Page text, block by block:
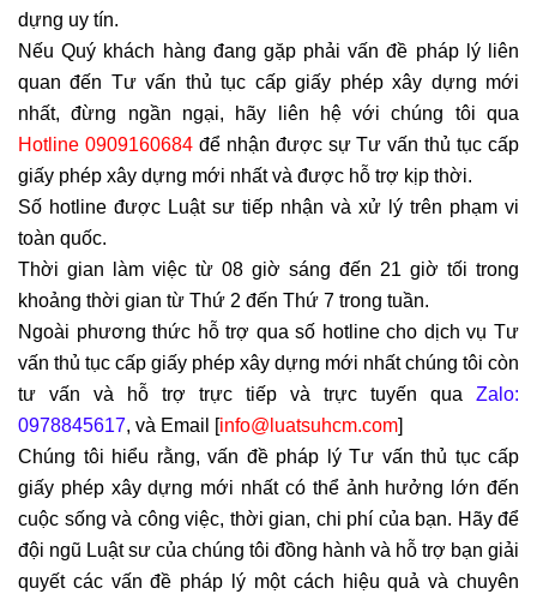
dựng uy tín.
Nếu Quý khách hàng đang gặp phải vấn đề pháp lý liên
quan đến Tư vấn thủ tục cấp giấy phép xây dựng mới
nhất, đừng ngần ngại, hãy liên hệ với chúng tôi qua
Hotline 0909160684để nhận được sự Tư vấn thủ tục cấp
giấy phép xây dựng mới nhất và được hỗ trợ kịp thời.
Số hotline được Luật sư tiếp nhận và xử lý trên phạm vi
toàn quốc.
Thời gian làm việc từ 08 giờ sáng đến 21 giờ tối trong
khoảng thời gian từ Thứ 2 đến Thứ 7 trong tuần.
Ngoài phương thức hỗ trợ qua số hotline cho dịch vụ Tư
vấn thủ tục cấp giấy phép xây dựng mới nhất chúng tôi còn
tư vấn và hỗ trợ trực tiếp và trực tuyến qua Zalo:
0978845617, và Email [info@luatsuhcm.com]
Chúng tôi hiểu rằng, vấn đề pháp lý Tư vấn thủ tục cấp
giấy phép xây dựng mới nhất có thể ảnh hưởng lớn đến
cuộc sống và công việc, thời gian, chi phí của bạn. Hãy để
đội ngũ Luật sư của chúng tôi đồng hành và hỗ trợ bạn giải
quyết các vấn đề pháp lý một cách hiệu quả và chuyên